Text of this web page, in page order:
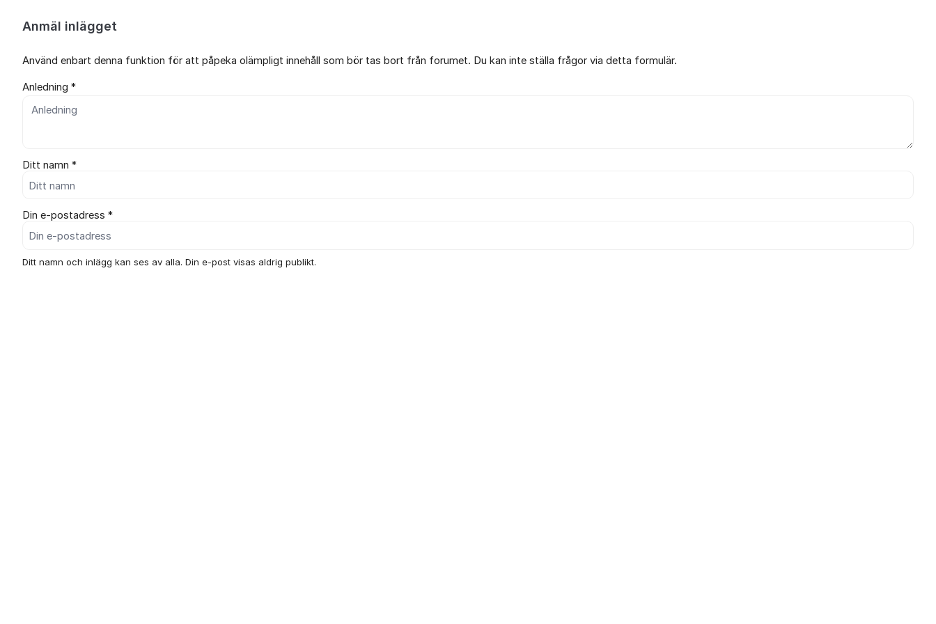
Anmäl inlägget
Använd enbart denna funktion för att påpeka olämpligt innehåll som bör tas bort från forumet. Du kan inte ställa frågor via detta formulär.
Anledning *
Ditt namn *
Din e-postadress *
Ditt namn och inlägg kan ses av alla. Din e-post visas aldrig publikt.